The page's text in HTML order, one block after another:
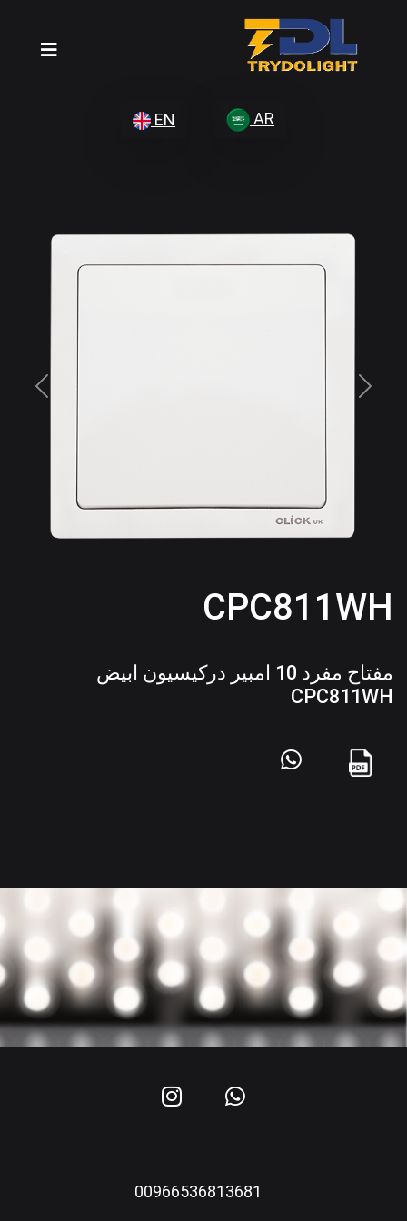
AR
EN
Previous
Next
CPC811WH
مفتاح مفرد 10 امبير دركيسيون ابيض
CPC811WH
00966536813681